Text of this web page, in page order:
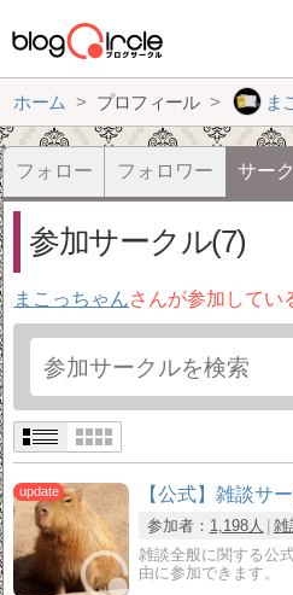
ホーム プロフィール ま
フォロー フォロワー サー
参加サークル(7)
まこっちゃんさんが参加してい
【公式】雑談サ
参加者： 1,198人 雑
雑談全般に関する公
由に参加できます。